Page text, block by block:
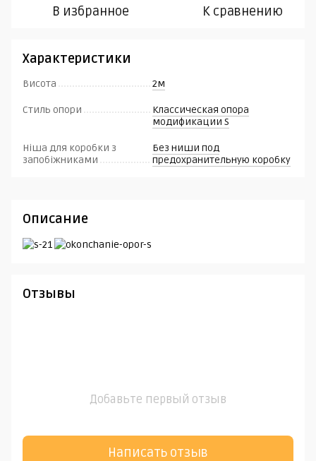
В избранное К сравнению
Характеристики
Висота 2м
Стиль опори
Классическая опора
модификации S
Ніша для коробки з
запобіжниками
Без ниши под
предохранительную коробку
Описание
Отзывы
Добавьте первый отзыв
Написать отзыв